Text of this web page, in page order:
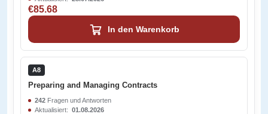
€85.68
In den Warenkorb
A8
Preparing and Managing Contracts
242 Fragen und Antworten
Aktualisiert: 01.08.2026